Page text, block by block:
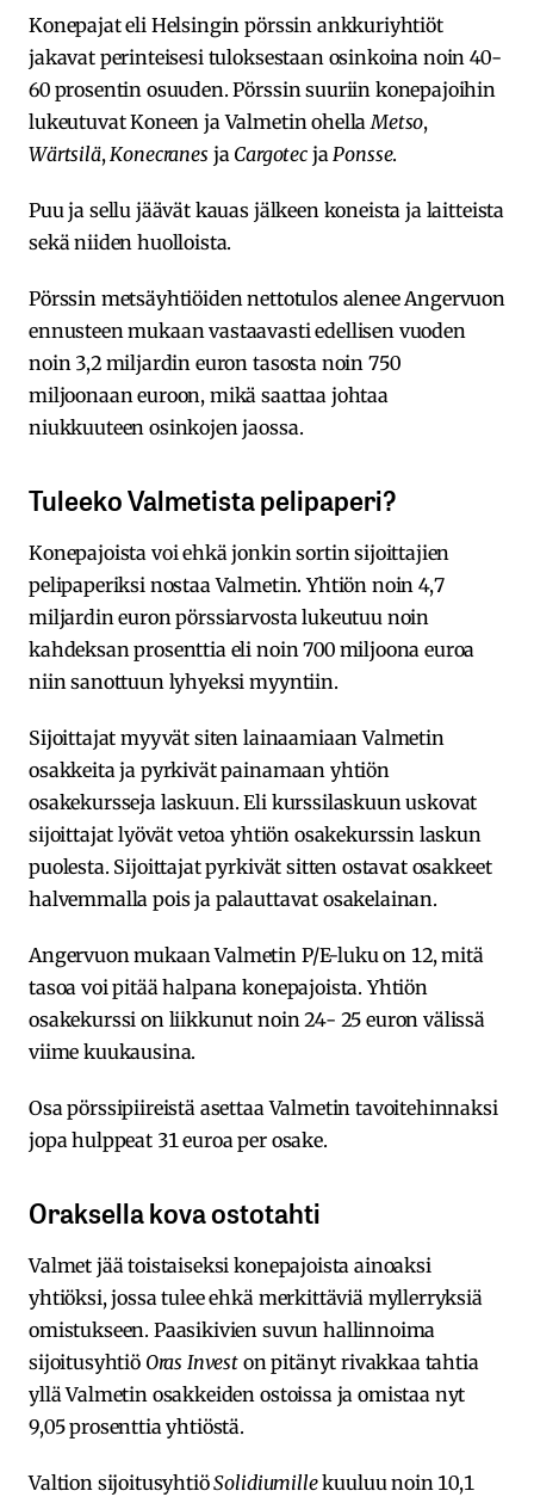
Konepajat eli Helsingin pörssin ankkuriyhtiöt
jakavat perinteisesi tuloksestaan osinkoina noin 40-
60 prosentin osuuden. Pörssin suuriin konepajoihin
lukeutuvat Koneen ja Valmetin ohellaMetso,
Wärtsilä,Konecranesja CargotecjaPonsse.
Puu ja sellu jäävät kauas jälkeen koneista ja laitteista
sekä niiden huolloista.
Pörssin metsäyhtiöiden nettotulos alenee Angervuon
ennusteen mukaan vastaavasti edellisen vuoden
noin 3,2 miljardin euron tasosta noin 750
miljoonaan euroon, mikä saattaa johtaa
niukkuuteen osinkojen jaossa.
Tuleeko Valmetista pelipaperi?
Konepajoista voi ehkä jonkin sortin sijoittajien
pelipaperiksi nostaa Valmetin. Yhtiön noin 4,7
miljardin euron pörssiarvosta lukeutuu noin
kahdeksan prosenttia eli noin 700 miljoona euroa
niin sanottuun lyhyeksi myyntiin.
Sijoittajat myyvät siten lainaamiaan Valmetin
osakkeita ja pyrkivät painamaan yhtiön
osakekursseja laskuun. Eli kurssilaskuun uskovat
sijoittajat lyövät vetoa yhtiön osakekurssin laskun
puolesta. Sijoittajat pyrkivät sitten ostavat osakkeet
halvemmalla pois ja palauttavat osakelainan.
Angervuon mukaan Valmetin P/E-luku on 12, mitä
tasoa voi pitää halpana konepajoista. Yhtiön
osakekurssi on liikkunut noin 24- 25 euron välissä
viime kuukausina.
Osa pörssipiireistä asettaa Valmetin tavoitehinnaksi
jopa hulppeat 31 euroa per osake.
Oraksella kova ostotahti
Valmet jää toistaiseksi konepajoista ainoaksi
yhtiöksi, jossa tulee ehkä merkittäviä myllerryksiä
omistukseen. Paasikivien suvun hallinnoima
sijoitusyhtiö Oras Invest on pitänyt rivakkaa tahtia
yllä Valmetin osakkeiden ostoissa ja omistaa nyt
9,05 prosenttia yhtiöstä.
Valtion sijoitusyhtiöSolidiumillekuuluu noin 10,1